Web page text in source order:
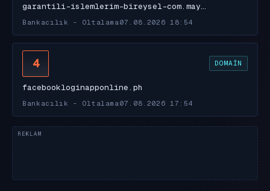
garantili-islemlerim-bireysel-com.may…
Bankacılık - Oltalama 07.08.2026 18:54
4 DOMAIN
facebookloginapponline.ph
Bankacılık - Oltalama 07.08.2026 17:54